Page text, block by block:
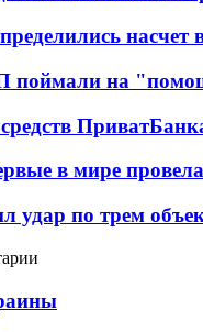
насчет
поймали на
в мире
удар по трем